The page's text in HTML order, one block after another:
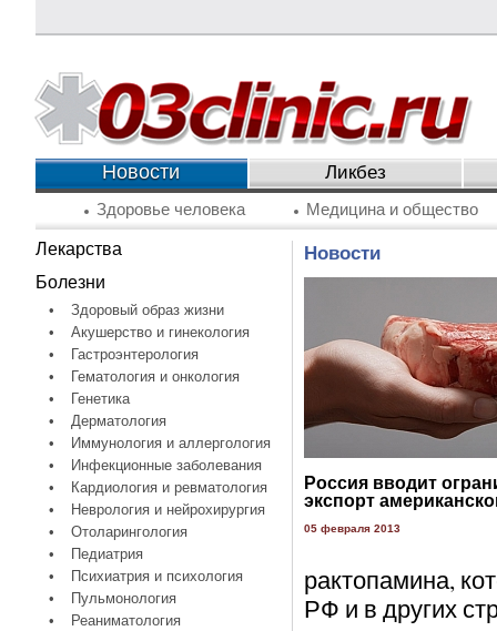
Новости Ликбез
Здоровье человека Медицина и общество
Лекарства
Болезни
•
Здоровый образ жизни
•
Акушерство и гинекология
•
Гастроэнтерология
•
Гематология и онкология
•
Генетика
•
Дерматология
•
Иммунология и аллергология
•
Инфекционные заболевания
•
Кардиология и ревматология
•
Неврология и нейрохирургия
•
Отоларингология
•
Педиатрия
•
Психиатрия и психология
•
Пульмонология
•
Реаниматология
Новости
Россия вводит
экспорт
05 февраля 2013
рактопамина,
РФ и в других